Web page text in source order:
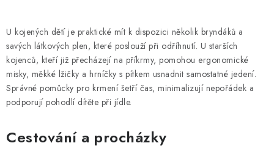
U kojených dětí je praktické mít k dispozici několik bryndáků a
savých látkových plen, které poslouží při odříhnutí. U starších
kojenců, kteří již přecházejí na příkrmy, pomohou ergonomické
misky, měkké lžičky a hrníčky s pítkem usnadnit samostatné jedení.
Správné pomůcky pro krmení šetří čas, minimalizují nepořádek a
podporují pohodlí dítěte při jídle.
Cestování a procházky